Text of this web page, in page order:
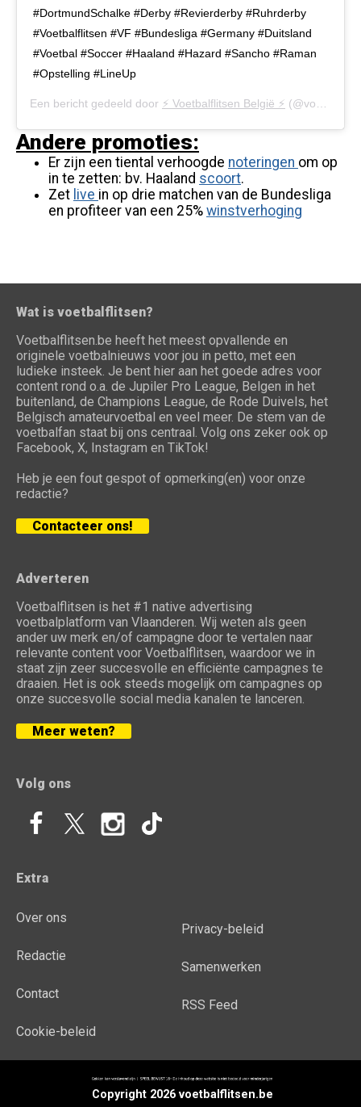
#DortmundSchalke #Derby #Revierderby #Ruhrderby
#Voetbalflitsen #VF #Bundesliga #Germany #Duitsland
#Voetbal #Soccer #Haaland #Hazard #Sancho #Raman
#Opstelling #LineUp
Een bericht gedeeld door ⚡️ Voetbalflitsen België ⚡️ (@voetbalflitsen.be) op
Andere promoties:
Er zijn een tiental verhoogde noteringen om op
in te zetten: bv. Haaland scoort.
Zet live in op drie matchen van de Bundesliga
en profiteer van een 25% winstverhoging
Wat is voetbalflitsen?
Voetbalflitsen.be heeft het meest opvallende en
originele voetbalnieuws voor jou in petto, met een
ludieke insteek. Je bent hier aan het goede adres voor
content rond o.a. de Jupiler Pro League, Belgen in het
buitenland, de Champions League, de Rode Duivels, het
Belgisch amateurvoetbal en veel meer. De stem van de
voetbalfan staat bij ons centraal. Volg ons zeker ook op
Facebook, X, Instagram en TikTok!
Heb je een fout gespot of opmerking(en) voor onze
redactie?
Contacteer ons!
Adverteren
Voetbalflitsen is het #1 native advertising
voetbalplatform van Vlaanderen. Wij weten als geen
ander uw merk en/of campagne door te vertalen naar
relevante content voor Voetbalflitsen, waardoor we in
staat zijn zeer succesvolle en efficiënte campagnes te
draaien. Het is ook steeds mogelijk om campagnes op
onze succesvolle social media kanalen te lanceren.
Meer weten?
Volg ons
Extra
Over ons
Redactie
Contact
Cookie-beleid
Privacy-beleid
Samenwerken
RSS Feed
Copyright 2026 voetbalflitsen.be